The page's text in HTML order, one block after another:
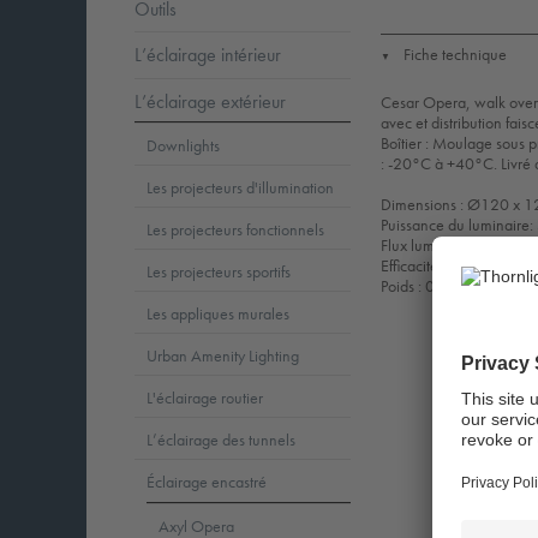
▼ Fiche technique
Cesar Opera, walk
avec et distribution
Boîtier : Moulage sous
: -20°C à +40°C. Livré
Dimensions : Ø120 x
Puissance du
Flux lumineux du
Efficacité lumineuse du
Poids : 0,77 kg
Outils
L’éclairage intérieur
L’éclairage extérieur
Downlights
Les projecteurs d'illumination
Les projecteurs fonctionnels
Les projecteurs sportifs
Les appliques murales
Urban Amenity Lighting
L'éclairage routier
L’éclairage des tunnels
Éclairage encastré
Axyl Opera